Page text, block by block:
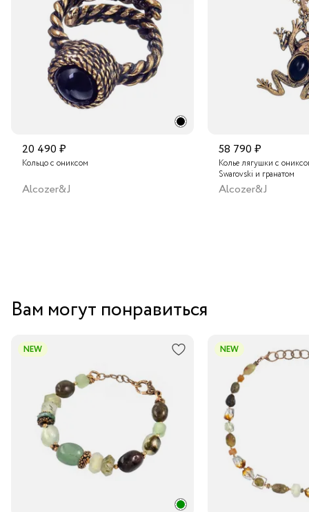
Подробнее о сроках доставки
20 490 ₽
Кольцо с ониксом
Alcozer&J
58 790 ₽
Колье лягушки с
Swarovski и гранатом
Alcozer&J
Вам могут понравиться
NEW NEW